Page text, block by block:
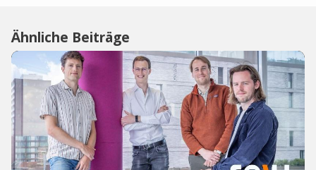
Ähnliche Beiträge